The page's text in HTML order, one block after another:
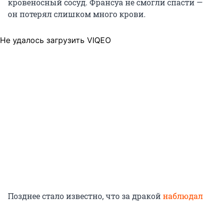
кровеносный сосуд. Франсуа не смогли спасти —
он потерял слишком много крови.
Не удалось загрузить VIQEO
Позднее стало известно, что за дракойнаблюдал